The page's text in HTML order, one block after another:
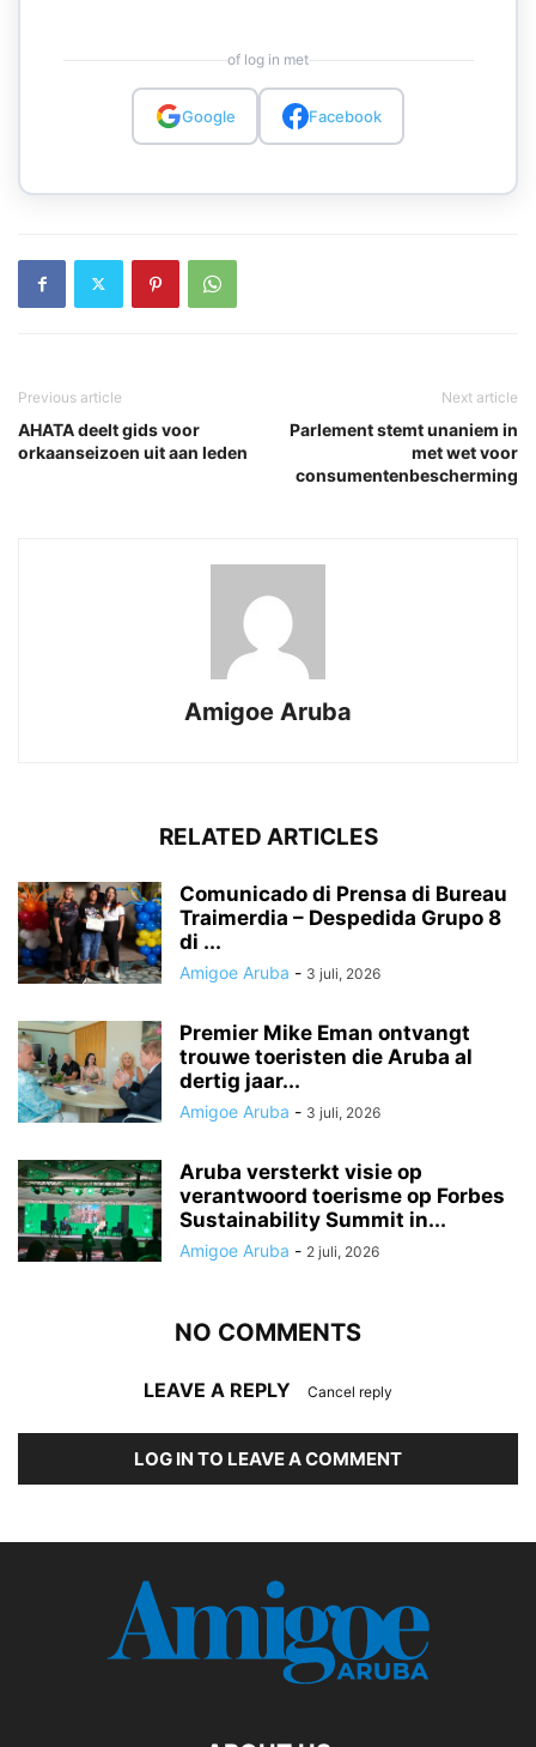
of log in met
Google Facebook
Previous article
AHATA deelt gids voor
orkaanseizoen uit aan leden
Next article
Parlement stemt unaniem in
met wet voor
consumentenbescherming
Amigoe Aruba
RELATED ARTICLES
Comunicado di Prensa di Bureau
Traimerdia – Despedida Grupo 8
di ...
Amigoe Aruba - 3 juli, 2026
Premier Mike Eman ontvangt
trouwe toeristen die Aruba al
dertig jaar...
Amigoe Aruba - 3 juli, 2026
Aruba versterkt visie op
verantwoord toerisme op Forbes
Sustainability Summit in...
Amigoe Aruba - 2 juli, 2026
NO COMMENTS
LEAVE A REPLY Cancel reply
LOG IN TO LEAVE A COMMENT